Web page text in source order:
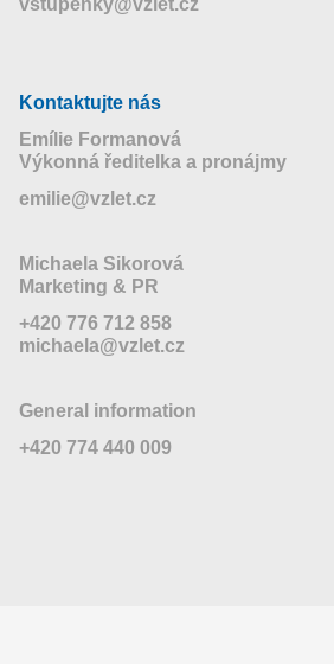
vstupenky@vzlet.cz
Kontaktujte nás
Emílie Formanová
Výkonná ředitelka a pronájmy
emilie@vzlet.cz
Michaela Sikorová
Marketing & PR
+420 776 712 858
michaela@vzlet.cz
General information
+420 774 440 009